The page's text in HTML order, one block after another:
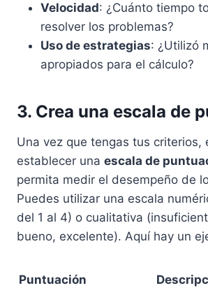
Velocidad: ¿Cuánto tiempo
resolver los problemas?
Uso de estrategias: ¿Utilizó
apropiados para el cálculo?
3. Crea una escala de
Una vez que tengas tus criterios,
establecer una escala de
permita medir el desempeño de
Puedes utilizar una escala
del 1 al 4) o cualitativa
bueno, excelente). Aquí hay un
Puntuación